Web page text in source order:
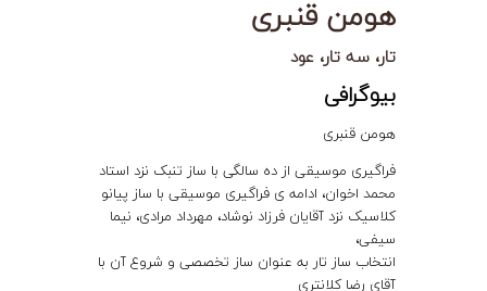
هومن قنبری
تار، سه تار، عود
بیوگرافی
هومن قنبری
فراگیری موسیقی از ده سالگی با ساز تنبک نزد استاد
محمد اخوان، ادامه ی فراگیری موسیقی با ساز پیانو
کلاسیک نزدآقایان فرزاد نوشاد، مهرداد مرادی، نیما
سیفی،
انتخاب ساز تار به عنوان ساز تخصصی و شروع آن با
آقای رضا کلانتری